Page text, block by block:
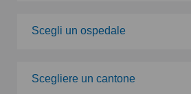
Scegli un ospedale
Scegliere un cantone